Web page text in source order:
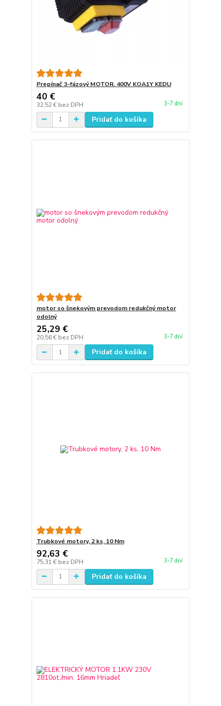
Prepínač 3-fázový MOTOR. 400V KOA1Y KEDU
40 €
32,52 € bez DPH 3-7 dní
Pridať do košíka
motor so šnekovým prevodom redukčný motor
odolný
25,29 €
20,56 € bez DPH 3-7 dní
Pridať do košíka
Trubkové motory, 2 ks, 10 Nm
92,63 €
75,31 € bez DPH 3-7 dní
Pridať do košíka